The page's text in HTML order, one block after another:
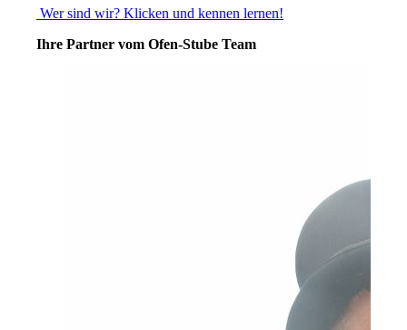
Wer sind wir? Klicken und kennen lernen!
Ihre Partner vom Ofen-Stube Team